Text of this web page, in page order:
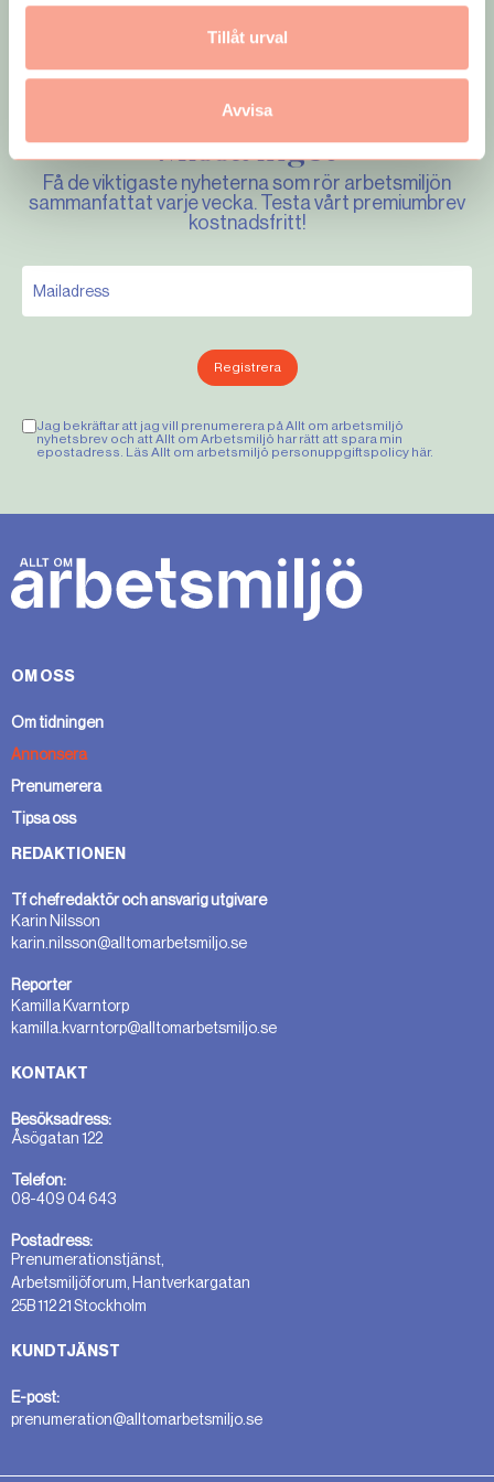
Tillåt urval
Avvisa
Missa inget
Få de viktigaste nyheterna som rör arbetsmiljön
sammanfattat varje vecka. Testa vårt premiumbrev
kostnadsfritt!
Registrera
Jag bekräftar att jag vill prenumerera på Allt om arbetsmiljö
nyhetsbrev och att Allt om Arbetsmiljö har rätt att spara min
epostadress. Läs Allt om arbetsmiljö personuppgiftspolicy här.
OM OSS
Om tidningen
Annonsera
Prenumerera
Tipsa oss
REDAKTIONEN
Tf chefredaktör och ansvarig utgivare
Karin Nilsson
karin.nilsson@alltomarbetsmiljo.se
Reporter
Kamilla Kvarntorp
kamilla.kvarntorp@alltomarbetsmiljo.se
KONTAKT
Besöksadress:
Åsögatan 122
Telefon:
08-409 04 643
Postadress:
Prenumerationstjänst,
Arbetsmiljöforum, Hantverkargatan
25B 112 21 Stockholm
KUNDTJÄNST
E-post:
prenumeration@alltomarbetsmiljo.se